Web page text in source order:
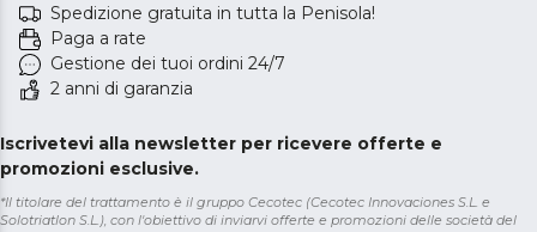
Spedizione gratuita in tutta la Penisola!
Paga a rate
Gestione dei tuoi ordini 24/7
2 anni di garanzia
Iscrivetevi alla newsletter per ricevere offerte e
promozioni esclusive.
*Il titolare del trattamento è il gruppo Cecotec (Cecotec Innovaciones S.L. e
Solotriatlon S.L.), con l'obiettivo di inviarvi offerte e promozioni delle società del